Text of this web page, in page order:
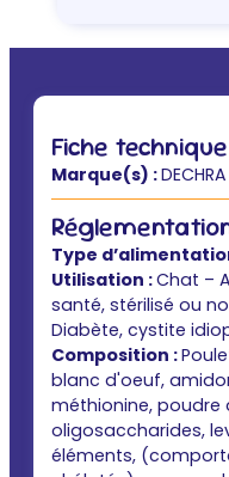
Fiche technique
Marque(s) :
Type
Utilisation :Chat –
santé, stérilisé ou
Diabète, cystite
Composition :
blanc d'oeuf,
méthionine, poudre
oligosaccharides,
éléments,